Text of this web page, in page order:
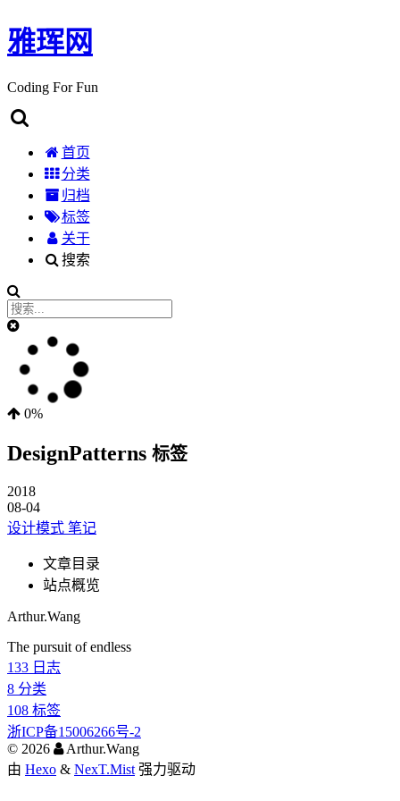
雅珲网
Coding For Fun
首页
分类
归档
标签
关于
搜索
0%
DesignPatterns 标签
2018
08-04
设计模式 笔记
文章目录
站点概览
Arthur.Wang
The pursuit of endless
133 日志
8 分类
108 标签
浙ICP备15006266号-2
© 2026
Arthur.Wang
由 Hexo & NexT.Mist 强力驱动